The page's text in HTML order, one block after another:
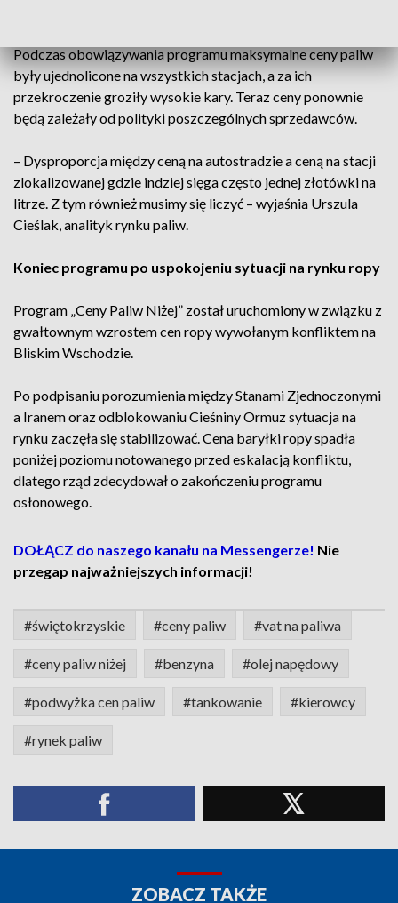
Podczas obowiązywania programu maksymalne ceny paliw
były ujednolicone na wszystkich stacjach, a za ich
przekroczenie groziły wysokie kary. Teraz ceny ponownie
będą zależały od polityki poszczególnych sprzedawców.
– Dysproporcja między ceną na autostradzie a ceną na stacji
zlokalizowanej gdzie indziej sięga często jednej złotówki na
litrze. Z tym również musimy się liczyć – wyjaśnia Urszula
Cieślak, analityk rynku paliw.
Koniec programu po uspokojeniu sytuacji na rynku ropy
Program „Ceny Paliw Niżej” został uruchomiony w związku z
gwałtownym wzrostem cen ropy wywołanym konfliktem na
Bliskim Wschodzie.
Po podpisaniu porozumienia między Stanami Zjednoczonymi
a Iranem oraz odblokowaniu Cieśniny Ormuz sytuacja na
rynku zaczęła się stabilizować. Cena baryłki ropy spadła
poniżej poziomu notowanego przed eskalacją konfliktu,
dlatego rząd zdecydował o zakończeniu programu
osłonowego.
DOŁĄCZ do naszego kanału na Messengerze! Nie
przegap najważniejszych informacji!
#świętokrzyskie #ceny paliw #vat na paliwa
#ceny paliw niżej #benzyna #olej napędowy
#podwyżka cen paliw #tankowanie #kierowcy
#rynek paliw
ZOBACZ TAKŻE